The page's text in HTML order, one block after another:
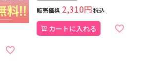
販売価格 2,310 税込
カートに入れる